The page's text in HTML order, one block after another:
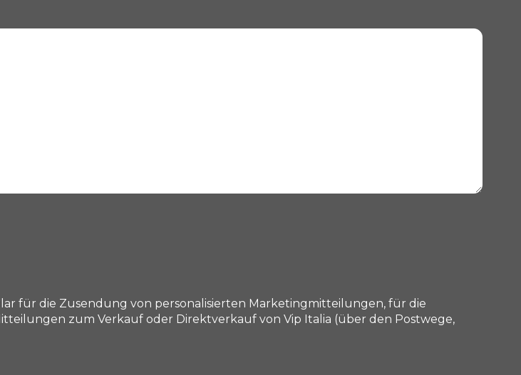
für die Zusendung von personalisierten Marketingmitteilungen, für die
zum Verkauf oder Direktverkauf von Vip Italia (über den Postwege,